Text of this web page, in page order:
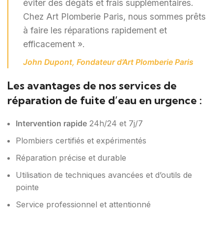
éviter des dégâts et frais supplémentaires.
Chez Art Plomberie Paris, nous sommes prêts
à faire les réparations rapidement et
efficacement ».
John Dupont, Fondateur d’Art Plomberie Paris
Les avantages de nos services de
réparation de fuite d’eau en urgence :
Intervention rapide 24h/24 et 7j/7
Plombiers certifiés et expérimentés
Réparation précise et durable
Utilisation de techniques avancées et d’outils de
pointe
Service professionnel et attentionné